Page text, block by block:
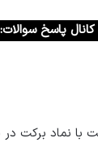
کانال پاسخ سوالات:
پایان معاملات روز سه